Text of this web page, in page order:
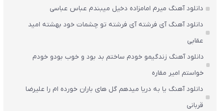
دانلود آهنگ میرم امامزاده دخیل میبندم عباس عباسی
دانلود آهنگ آی فرشته آی فرشته تو چشمات خود بهشته امید
عقابی
دانلود آهنگ زندگیمو خودم ساختم بد بود و خوب بودو خودم
خواستم امیر مقاره
دانلود آهنگ یا به دریا میدهم گل های باران‌ خورده ام را علیرضا
قربانی